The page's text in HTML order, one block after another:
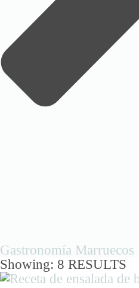
Gastronomía Marruecos
Showing: 8 RESULTS